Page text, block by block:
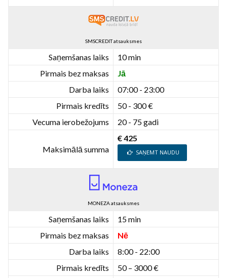
SMSCREDIT atsauksmes
Saņemšanas laiks
10 min
Pirmais bez maksas
Jā
Darba laiks
07:00 - 23:00
Pirmais kredīts
50 - 300 €
Vecuma ierobežojums
20 - 75 gadi
Maksimālā summa
€ 425
SAŅEMT NAUDU
MONEZA atsauksmes
Saņemšanas laiks
15 min
Pirmais bez maksas
Nē
Darba laiks
8:00 - 22:00
Pirmais kredīts
50 – 3000 €